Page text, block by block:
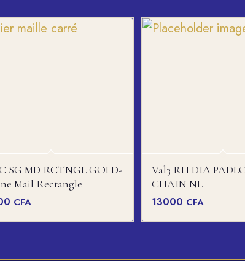
SG MD RCTNGL GOLD-
Mail Rectangle
CFA
Val3 RH DIA
CHAIN NL
13000 CFA